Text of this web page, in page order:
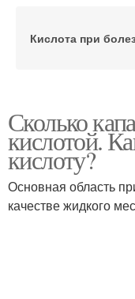
Кислота при
условиях
Кислота на
Сколько
кислотой.
кислоту?
Основная область
качестве жидкого